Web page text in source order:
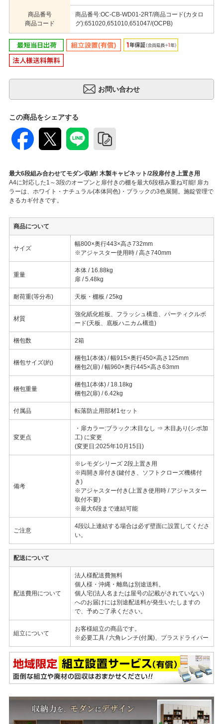
商品番号
商品コード
商品番号:OC-CB-WD01-2RT/商品コード(カタロ
グ):651020,651010,651047/(OCPB)
この商品をシェアする
最大6段組み合わせてモダン収納! 木製キャビネット/2段扉付き上置き用
A4に対応した1～3段のオープンと扉付きの棚を最大6段積み重ね可能! 扉カ
ラーは、ホワイト・ナチュラル(本体同色)・ブラックの3色展開。施錠管理で
きるカギ付きです。
商品について
サイズ
幅800×奥行443×高さ732mm
※アジャスター使用時 / 高さ740mm
重量
本体 / 16.88kg
扉 / 5.48kg
耐荷重(等分布) 天板・棚板 / 25kg
材質
強化紙化粧板、フラッシュ構造、パーティクルボ
ード(天板、底板ハニカム構造)
梱包数 2箱
梱包サイズ(約)
梱包1(本体) / 幅915×奥行450×高さ125mm
梱包2(扉) / 幅960×奥行445×高さ63mm
梱包重量
梱包1(本体) / 18.18kg
梱包2(扉) / 6.42kg
付属品 転落防止用部材1セット
変更点
・扉カラー:ブラック:木目なし ⇒ 木目あり(シボ加
工) に変更
(変更日:2025年10月15日)
備考
※レモダシリーズ 2段上置き用
※両開き扉付き(鍵付き、ソフトクローズ機構付
き)
※アジャスター付き(上置き使用時 / アジャスター
取付不要)
※最大6段まで連結可能
ご注意
4段以上連結する場合は必ず壁面に設置してくださ
い。
配送について
配送費用について
法人様配送費無料
個人様・沖縄・離島は別途送料。
個人宅(法人名または屋号の記載がされていない)
へのお届けには別途配送料が発生いたしますの
で、予めご了承ください。
組立について
お客様組立の商品です。
※必要工具 / 六角レンチ(付属)、プラスドライバー